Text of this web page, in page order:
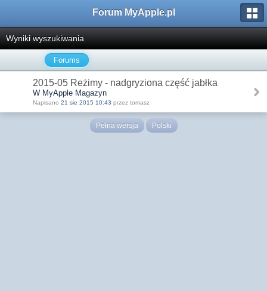
Forum MyApple.pl
Wyniki wyszukiwania
Forums
2015-05 Reżimy - nadgryziona część jabłka
W MyApple Magazyn
Napisano 21 sie 2015 10:43 przez tomasz
Pełna wersja Polski